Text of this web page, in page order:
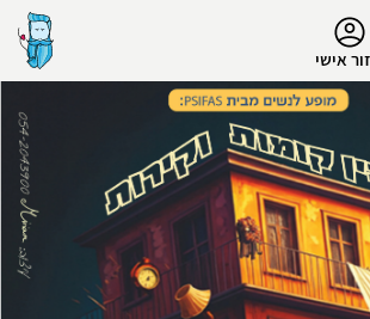
אישי
הפרופיל שלי
התנתק